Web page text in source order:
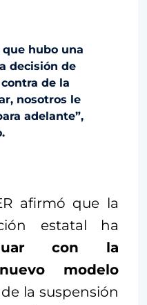
hubo una
decisión de
de la
nosotros le
adelante”,
afirmó que la
estatal ha
con la
modelo
la suspensión